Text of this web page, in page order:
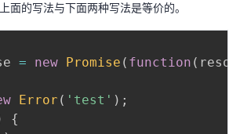
面的写法与下面两种写法是等价的。
= new Promise ( function (
Error ( 'test' ) ;
{